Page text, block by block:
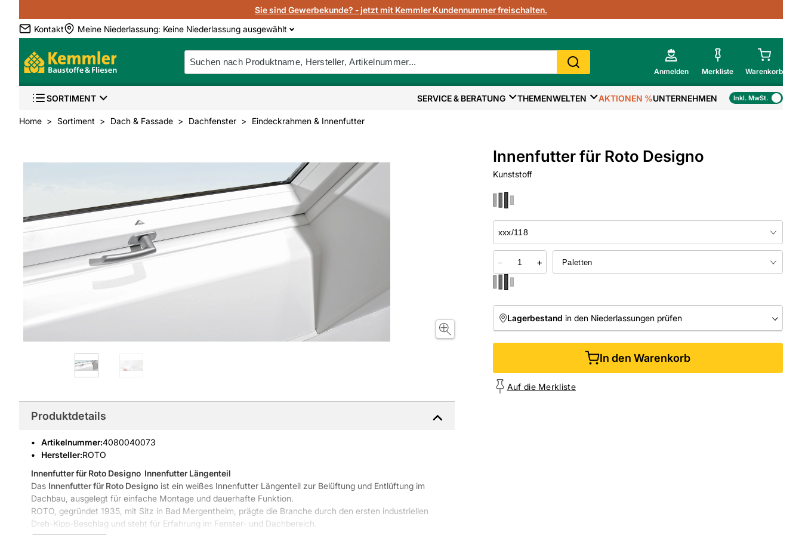
Sie sind Gewerbekunde? - jetzt mit Kemmler Kundennummer freischalten.
Kontakt
Meine Niederlassung: Keine Niederlassung ausgewählt
Anmelden Merkliste Warenkorb
Mein Warenkorb
SORTIMENT SERVICE & BERATUNG THEMENWELTEN AKTIONEN %UNTERNEHMEN Inkl. MwSt.
Home Sortiment Dach & Fassade Dachfenster Eindeckrahmen & Innenfutter
Innenfutter für Roto Designo
Kunststoff
− +
Lagerbestand in den Niederlassungen prüfen
NIEDERLASSUNGEN
In den Warenkorb
Auf die Merkliste
Produktdetails
Artikelnummer:4080040073
Hersteller:ROTO
Innenfutter für Roto Designo  Innenfutter Längenteil
Das Innenfutter für Roto Designo ist ein weißes Innenfutter Längenteil zur Belüftung und Entlüftung im
Dachbau, ausgelegt für einfache Montage und dauerhafte Funktion.
ROTO, gegründet 1935, mit Sitz in Bad Mergentheim, prägte die Branche durch den ersten industriellen
Dreh-Kipp-Beschlag und steht für Erfahrung im Fenster- und Dachbereich.